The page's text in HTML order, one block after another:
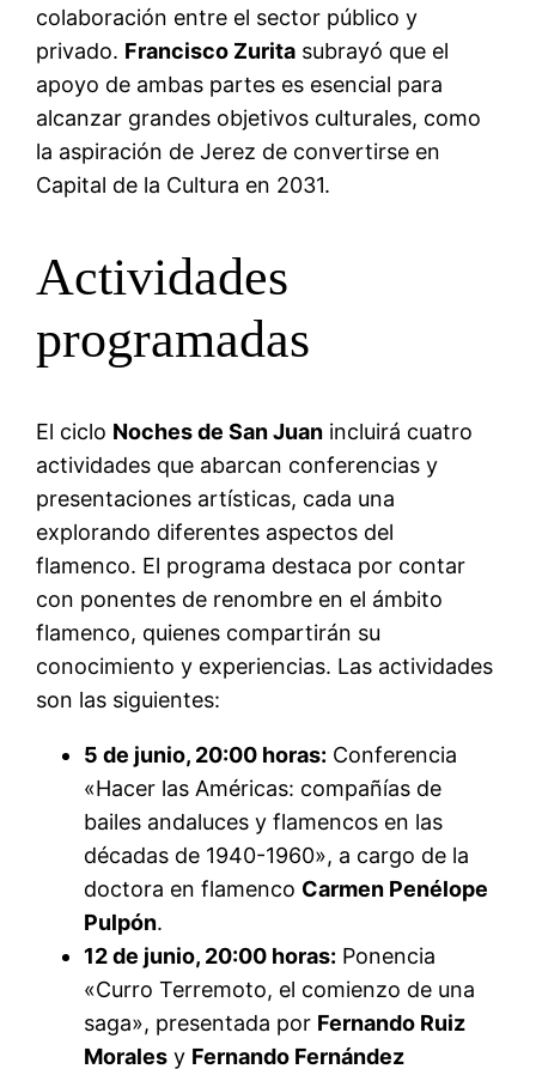
colaboración entre el sector público y
privado. Francisco Zurita subrayó que el
apoyo de ambas partes es esencial para
alcanzar grandes objetivos culturales, como
la aspiración de Jerez de convertirse en
Capital de la Cultura en 2031.
Actividades
programadas
El ciclo Noches de San Juan incluirá cuatro
actividades que abarcan conferencias y
presentaciones artísticas, cada una
explorando diferentes aspectos del
flamenco. El programa destaca por contar
con ponentes de renombre en el ámbito
flamenco, quienes compartirán su
conocimiento y experiencias. Las actividades
son las siguientes:
5 de junio, 20:00 horas: Conferencia
«Hacer las Américas: compañías de
bailes andaluces y flamencos en las
décadas de 1940-1960», a cargo de la
doctora en flamenco Carmen Penélope
Pulpón.
12 de junio, 20:00 horas: Ponencia
«Curro Terremoto, el comienzo de una
saga», presentada por Fernando Ruiz
Morales y Fernando Fernández